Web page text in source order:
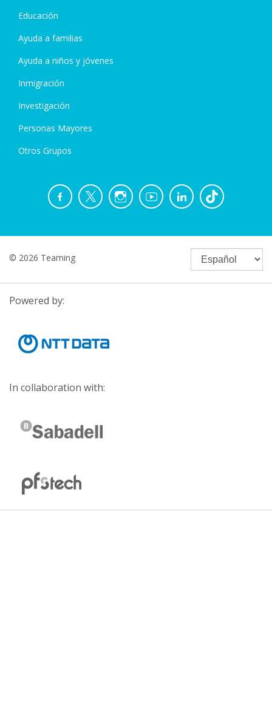
Educación
Ayuda a familias
Ayuda a niños y jóvenes
Inmigración
Investigación
Personas Mayores
Otros Grupos
© 2026 Teaming
Powered by:
In collaboration with: